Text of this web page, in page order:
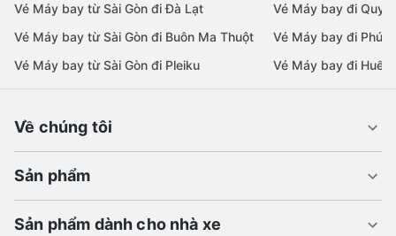
Vé Máy bay từ Sài Gòn đi Đà Lạt
Vé Máy bay từ Sài Gòn đi Buôn Ma Thuột
Vé Máy bay từ Sài Gòn đi Pleiku
Vé Máy bay đi Quy
Vé Máy bay đi Phú
Vé Máy bay đi Huế
Về chúng tôi
Sản phẩm
Sản phẩm dành cho nhà xe